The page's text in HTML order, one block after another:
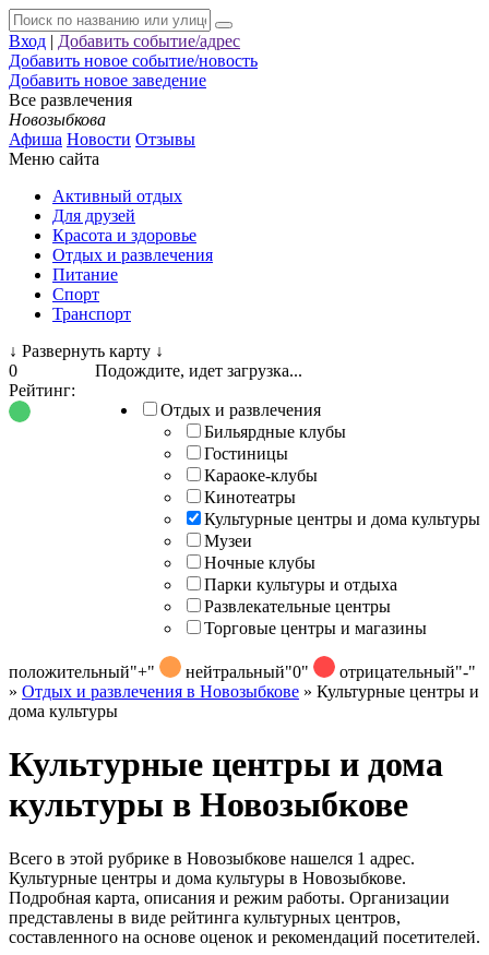
Вход | Добавить событие/адрес
Добавить новое событие/новость
Добавить новое заведение
Все развлечения
Новозыбкова
Афиша Новости Отзывы
Меню сайта
Активный отдых
Для друзей
Красота и здоровье
Отдых и развлечения
Питание
Спорт
Транспорт
↓ Развернуть карту ↓
Подождите, идет загрузка...
Отдых и развлечения
Бильярдные клубы
Гостиницы
Караоке-клубы
Кинотеатры
Культурные центры и дома культуры
Музеи
Ночные клубы
Парки культуры и отдыха
Развлекательные центры
Торговые центры и магазины
0
Рейтинг:
положительный"+" нейтральный"0" отрицательный"-"
» Отдых и развлечения в Новозыбкове » Культурные центры и
дома культуры
Культурные центры и дома
культуры в Новозыбкове
Всего в этой рубрике в Новозыбкове нашелся 1 адрес.
Культурные центры и дома культуры в Новозыбкове.
Подробная карта, описания и режим работы. Организации
представлены в виде рейтинга культурных центров,
составленного на основе оценок и рекомендаций посетителей.